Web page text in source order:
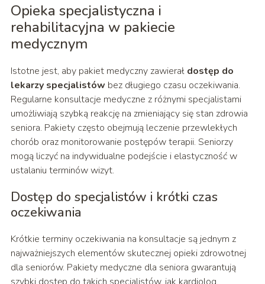
Opieka specjalistyczna i
rehabilitacyjna w pakiecie
medycznym
Istotne jest, aby pakiet medyczny zawierał dostęp do
lekarzy specjalistów bez długiego czasu oczekiwania.
Regularne konsultacje medyczne z różnymi specjalistami
umożliwiają szybką reakcję na zmieniający się stan zdrowia
seniora. Pakiety często obejmują leczenie przewlekłych
chorób oraz monitorowanie postępów terapii. Seniorzy
mogą liczyć na indywidualne podejście i elastyczność w
ustalaniu terminów wizyt.
Dostęp do specjalistów i krótki czas
oczekiwania
Krótkie terminy oczekiwania na konsultacje są jednym z
najważniejszych elementów skutecznej opieki zdrowotnej
dla seniorów. Pakiety medyczne dla seniora gwarantują
szybki dostęp do takich specjalistów, jak kardiolog,